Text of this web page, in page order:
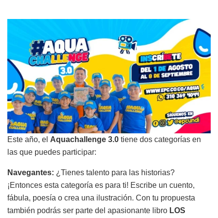
Este año, el Aquachallenge 3.0 tiene dos categorías en
las que puedes participar:
Navegantes: ¿Tienes talento para las historias?
¡Entonces esta categoría es para ti! Escribe un cuento,
fábula, poesía o crea una ilustración. Con tu propuesta
también podrás ser parte del apasionante libro LOS